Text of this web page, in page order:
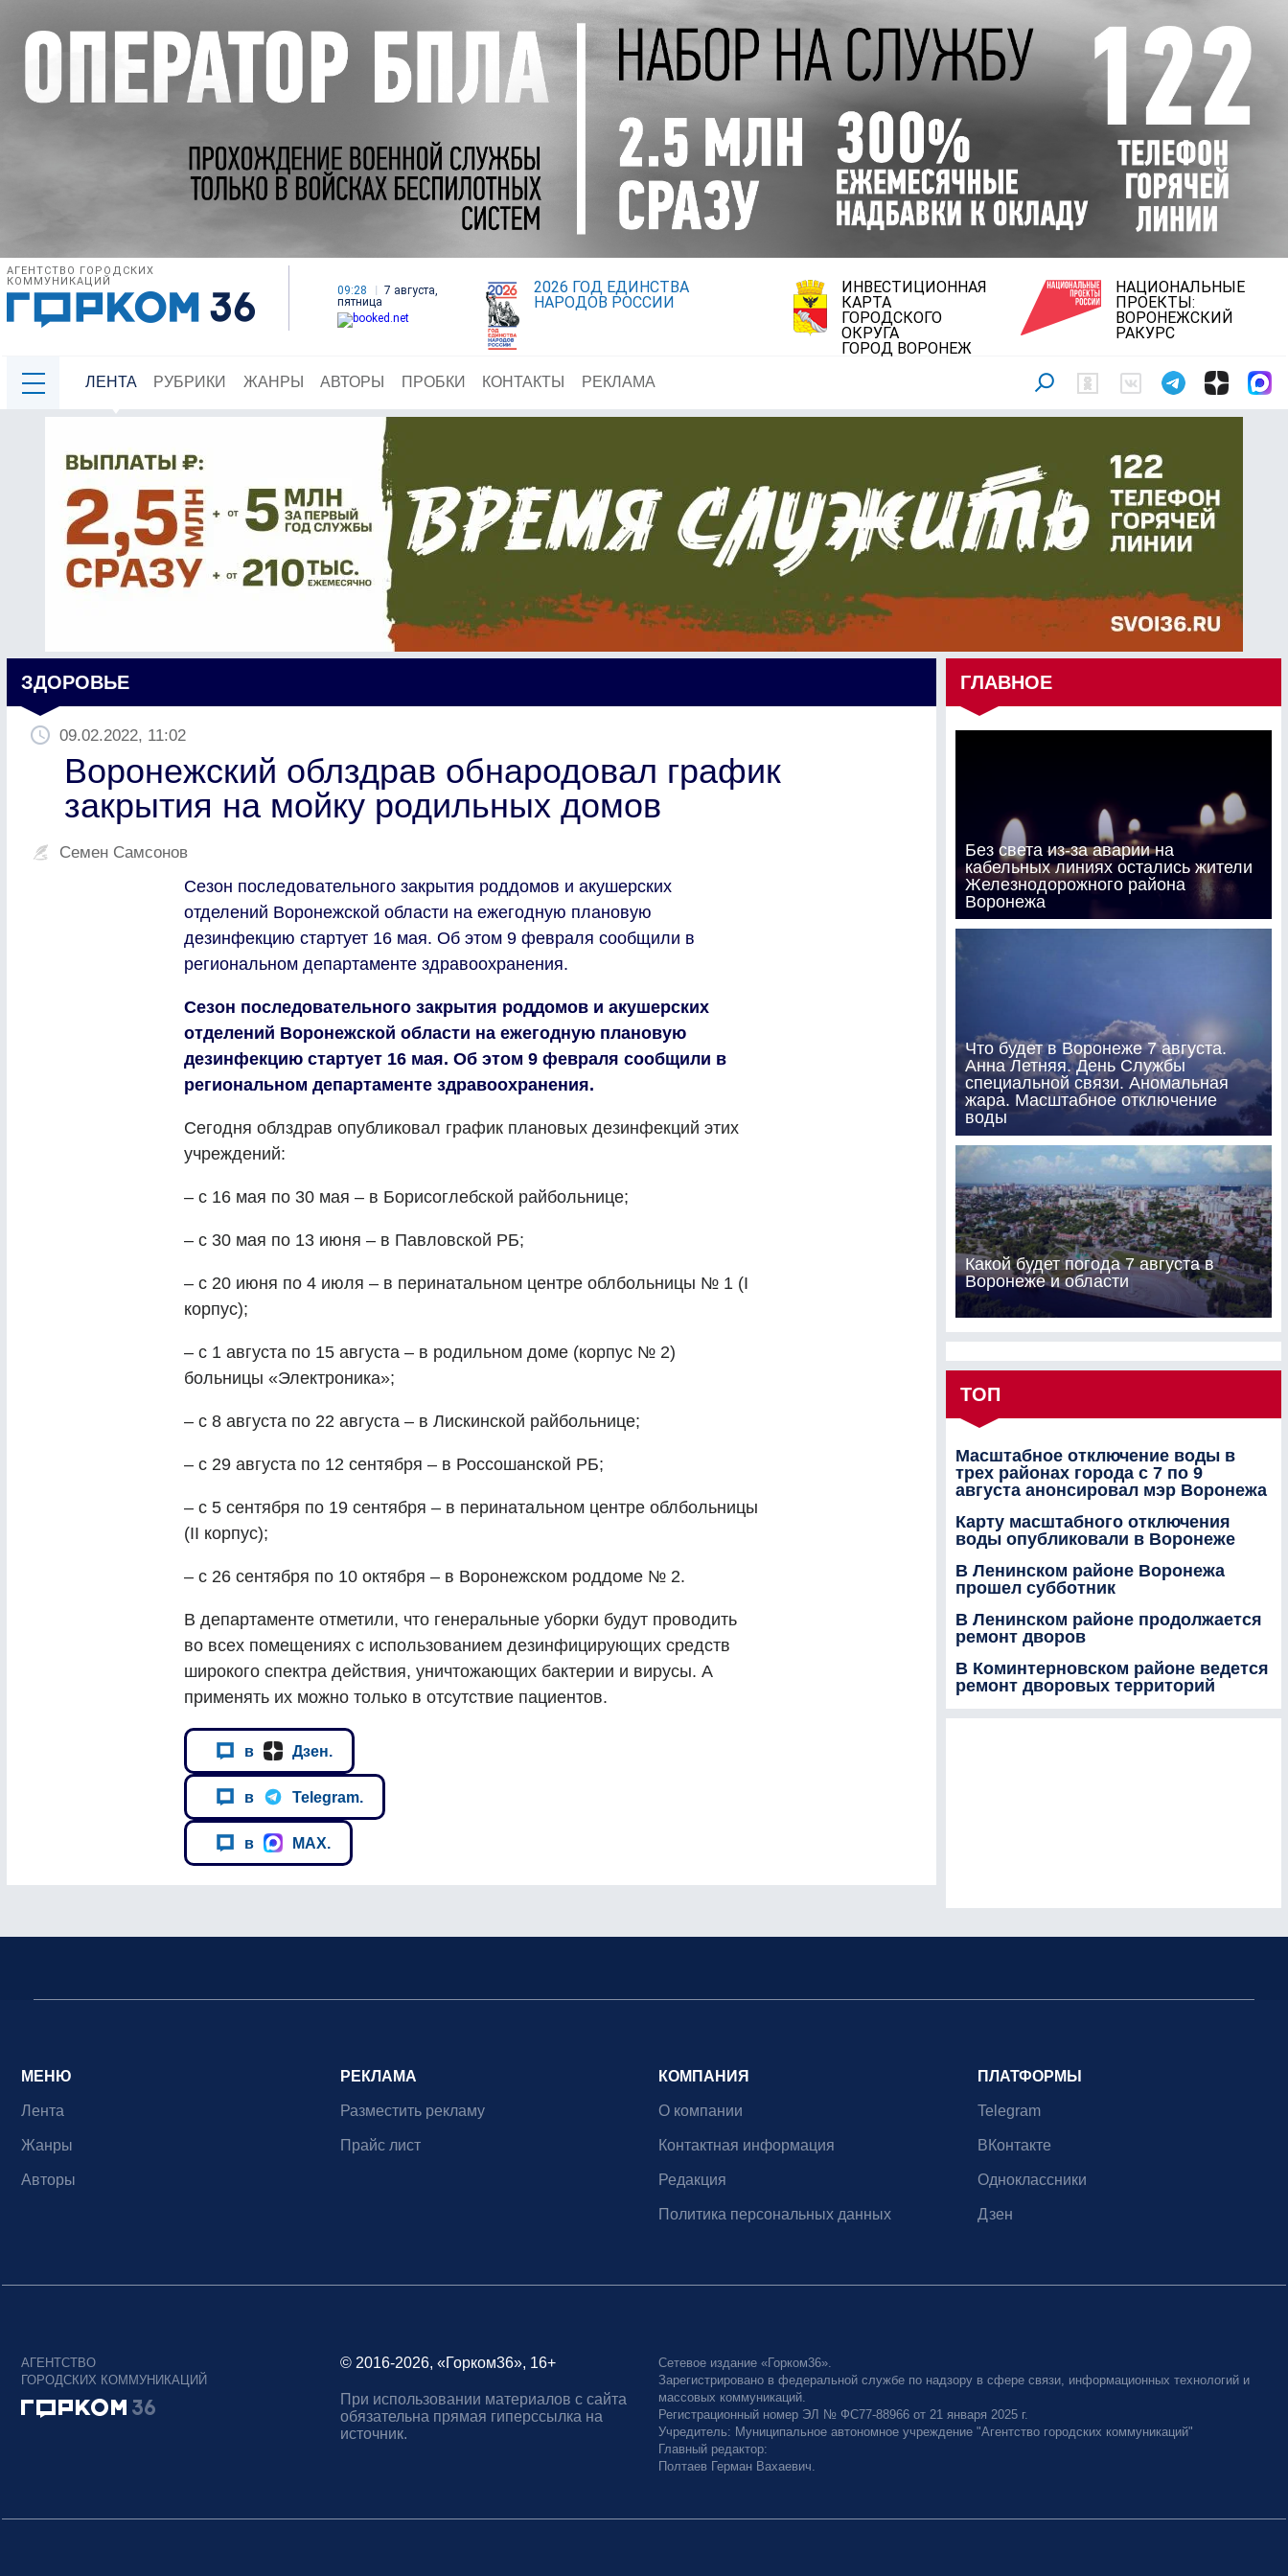
АГЕНТСТВО ГОРОДСКИХ
КОММУНИКАЦИЙ
09:28
7 августа,
пятница
2026 ГОД ЕДИНСТВА
НАРОДОВ РОССИИ
ИНВЕСТИЦИОННАЯ
КАРТА
ГОРОДСКОГО
ОКРУГА
ГОРОД ВОРОНЕЖ
НАЦИОНАЛЬНЫЕ
ПРОЕКТЫ:
ВОРОНЕЖСКИЙ
РАКУРС
ЛЕНТА РУБРИКИ ЖАНРЫ АВТОРЫ ПРОБКИ КОНТАКТЫ РЕКЛАМА
ЗДОРОВЬЕ
09.02.2022, 11:02
Воронежский облздрав обнародовал график
закрытия на мойку родильных домов
Семен Самсонов
Сезон последовательного закрытия роддомов и акушерских
отделений Воронежской области на ежегодную плановую
дезинфекцию стартует 16 мая. Об этом 9 февраля сообщили в
региональном департаменте здравоохранения.
Сезон последовательного закрытия роддомов и акушерских
отделений Воронежской области на ежегодную плановую
дезинфекцию стартует 16 мая. Об этом 9 февраля сообщили в
региональном департаменте здравоохранения.
Сегодня облздрав опубликовал график плановых дезинфекций этих
учреждений:
– с 16 мая по 30 мая – в Борисоглебской райбольнице;
– с 30 мая по 13 июня – в Павловской РБ;
– с 20 июня по 4 июля – в перинатальном центре облбольницы № 1 (I
корпус);
– с 1 августа по 15 августа – в родильном доме (корпус № 2)
больницы «Электроника»;
– с 8 августа по 22 августа – в Лискинской райбольнице;
– с 29 августа по 12 сентября – в Россошанской РБ;
– с 5 сентября по 19 сентября – в перинатальном центре облбольницы
(II корпус);
– с 26 сентября по 10 октября – в Воронежском роддоме № 2.
В департаменте отметили, что генеральные уборки будут проводить
во всех помещениях с использованием дезинфицирующих средств
широкого спектра действия, уничтожающих бактерии и вирусы. А
применять их можно только в отсутствие пациентов.
в Дзен.
в Telegram.
в MAX.
ГЛАВНОЕ
Без света из-за аварии на
кабельных линиях остались жители
Железнодорожного района
Воронежа
Что будет в Воронеже 7 августа.
Анна Летняя. День Службы
специальной связи. Аномальная
жара. Масштабное отключение
воды
Какой будет погода 7 августа в
Воронеже и области
ТОП
Масштабное отключение воды в
трех районах города с 7 по 9
августа анонсировал мэр Воронежа
Карту масштабного отключения
воды опубликовали в Воронеже
В Ленинском районе Воронежа
прошел субботник
В Ленинском районе продолжается
ремонт дворов
В Коминтерновском районе ведется
ремонт дворовых территорий
МЕНЮ
Лента
Жанры
Авторы
РЕКЛАМА
Разместить рекламу
Прайс лист
КОМПАНИЯ
О компании
Контактная информация
Редакция
Политика персональных данных
ПЛАТФОРМЫ
Telegram
ВКонтакте
Одноклассники
Дзен
АГЕНТСТВО
ГОРОДСКИХ КОММУНИКАЦИЙ
© 2016-2026, «Горком36», 16+
При использовании материалов с сайта
обязательна прямая гиперссылка на
источник.
Сетевое издание «Горком36».
Зарегистрировано в федеральной службе по надзору в сфере связи, информационных технологий и
массовых коммуникаций.
Регистрационный номер ЭЛ № ФС77-88966 от 21 января 2025 г.
Учредитель: Муниципальное автономное учреждение "Агентство городских коммуникаций"
Главный редактор:
Полтаев Герман Вахаевич.